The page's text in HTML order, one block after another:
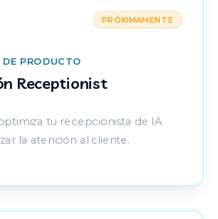
PRÓXIMAMENTE
PRODUCTO
Receptionist
tu recepcionista de IA
la atención al cliente.